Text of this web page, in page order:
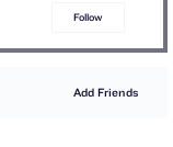
Follow
Add Friends